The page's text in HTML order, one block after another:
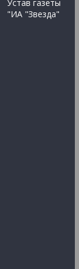
Устав газеты
"ИА "Звезда"